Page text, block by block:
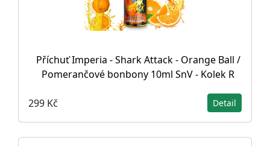
Příchuť Imperia - Shark Attack - Orange Ball /
Pomerančové bonbony 10ml SnV - Kolek R
299 Kč Detail